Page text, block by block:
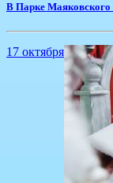
В Парке Маяковского
17 октября